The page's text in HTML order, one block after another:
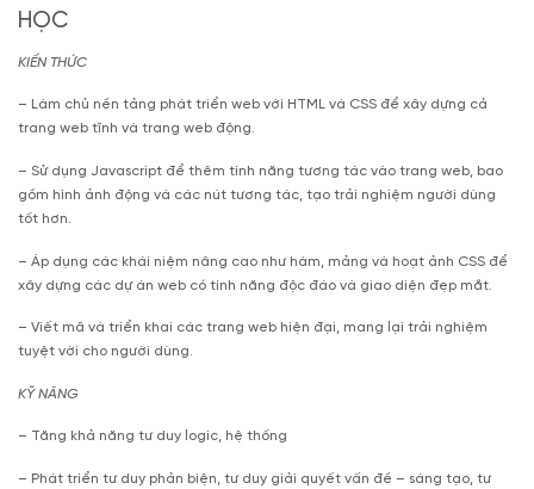
HỌC
KIẾN THỨC
– Làm chủ nền tảng phát triển web với HTML và CSS để xây dựng cả
trang web tĩnh và trang web động.
– Sử dụng Javascript để thêm tính năng tương tác vào trang web, bao
gồm hình ảnh động và các nút tương tác, tạo trải nghiệm người dùng
tốt hơn.
– Áp dụng các khái niệm nâng cao như hàm, mảng và hoạt ảnh CSS để
xây dựng các dự án web có tính năng độc đáo và giao diện đẹp mắt.
– Viết mã và triển khai các trang web hiện đại, mang lại trải nghiệm
tuyệt vời cho người dùng.
KỸ NĂNG
– Tăng khả năng tư duy logic, hệ thống
– Phát triển tư duy phản biện, tư duy giải quyết vấn đề – sáng tạo, tư